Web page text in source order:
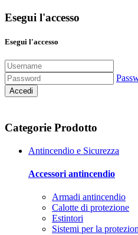
Esegui l'accesso
Esegui l'accesso
Accedi
Categorie Prodotto
Antincendio e Sicurezza
Accessori antincendio
Armadi antincendio
Calotte di protezione
Estintori
Sistemi per la